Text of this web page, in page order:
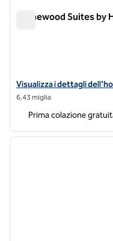
Homewood Suites
Visualizza i dettagli
Visualizza i dettagli
6,43 miglia
Prima colazione
1 di 12